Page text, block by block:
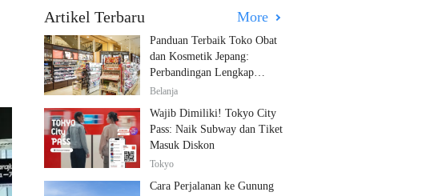
Artikel Terbaru More
Panduan Terbaik Toko Obat
dan Kosmetik Jepang:
Perbandingan Lengkap
Diskon dari 12 Toko Farmasi
Belanja
Wajib Dimiliki! Tokyo City
Pass: Naik Subway dan Tiket
Masuk Diskon
Tokyo
Cara Perjalanan ke Gunung